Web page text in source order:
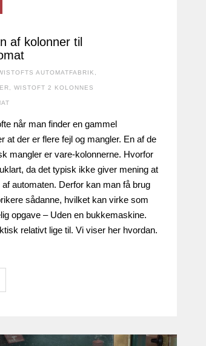
af kolonner til
AUTOMATFABRIK ,
, WISTOFT 2 KOLONNES
når man finder en gammel
at der er flere fejl og mangler. En af de
mangler er vare-kolonnerne. Hvorfor
da det typisk ikke giver mening at
automaten. Derfor kan man få brug
sådanne, hvilket kan virke som
opgave – Uden en bukkemaskine.
relativt lige til. Vi viser her hvordan.